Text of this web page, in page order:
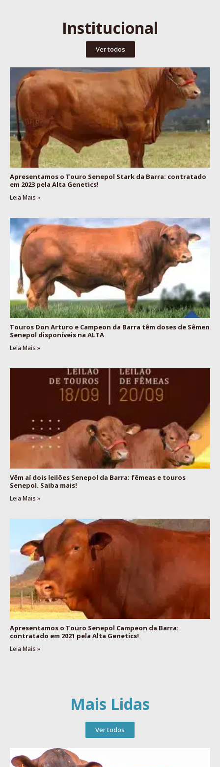
Institucional
Ver todos
Apresentamos o Touro Senepol Stark da Barra: contratado
em 2023 pela Alta Genetics!
Leia Mais »
Touros Don Arturo e Campeon da Barra têm doses de Sêmen
Senepol disponíveis na ALTA
Leia Mais »
Vêm aí dois leilões Senepol da Barra: fêmeas e touros
Senepol. Saiba mais!
Leia Mais »
Apresentamos o Touro Senepol Campeon da Barra:
contratado em 2021 pela Alta Genetics!
Leia Mais »
Mais Lidas
Ver todos